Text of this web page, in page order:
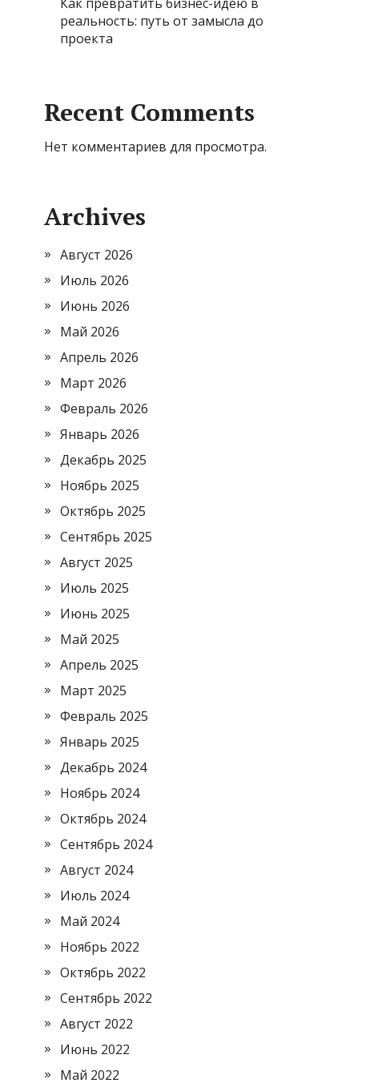
реальность: путь от замысла до
проекта
Recent Comments
Нет комментариев для просмотра.
Archives
Август 2026
Июль 2026
Июнь 2026
Май 2026
Апрель 2026
Март 2026
Февраль 2026
Январь 2026
Декабрь 2025
Ноябрь 2025
Октябрь 2025
Сентябрь 2025
Август 2025
Июль 2025
Июнь 2025
Май 2025
Апрель 2025
Март 2025
Февраль 2025
Январь 2025
Декабрь 2024
Ноябрь 2024
Октябрь 2024
Сентябрь 2024
Август 2024
Июль 2024
Май 2024
Ноябрь 2022
Октябрь 2022
Сентябрь 2022
Август 2022
Июнь 2022
Май 2022